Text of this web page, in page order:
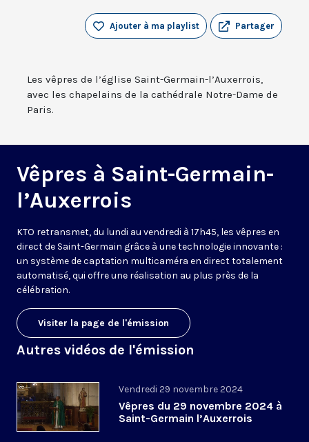
Partager
Ajouter à ma playlist
Les vêpres de l’église Saint-Germain-l’Auxerrois,
avec les chapelains de la cathédrale Notre-Dame de
Paris.
Vêpres à Saint-Germain-
l’Auxerrois
KTO retransmet, du lundi au vendredi à 17h45, les vêpres en
direct de Saint-Germain grâce à une technologie innovante :
un système de captation multicaméra en direct totalement
automatisé, qui offre une réalisation au plus près de la
célébration.
Visiter la page de l'émission
Autres vidéos de l'émission
Vendredi 29 novembre 2024
Vêpres du 29 novembre 2024 à
Saint-Germain l’Auxerrois